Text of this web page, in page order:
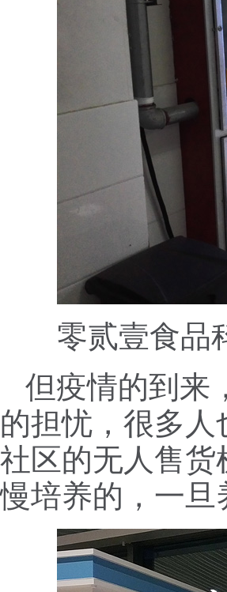
零贰壹食品
但疫情的到来
的担忧，很多
社区的无人售
慢培养的，一